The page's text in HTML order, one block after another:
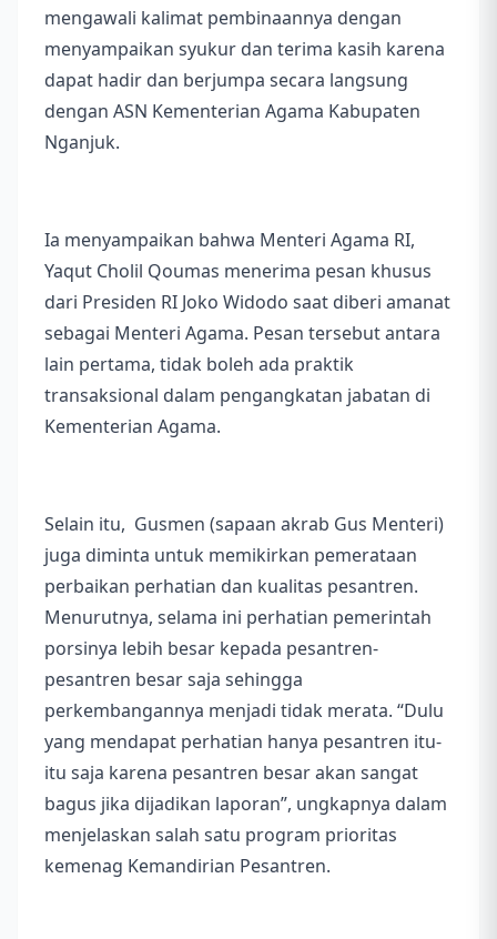
mengawali kalimat pembinaannya dengan
menyampaikan syukur dan terima kasih karena
dapat hadir dan berjumpa secara langsung
dengan ASN Kementerian Agama Kabupaten
Nganjuk.
Ia menyampaikan bahwa Menteri Agama RI,
Yaqut Cholil Qoumas menerima pesan khusus
dari Presiden RI Joko Widodo saat diberi amanat
sebagai Menteri Agama. Pesan tersebut antara
lain pertama, tidak boleh ada praktik
transaksional dalam pengangkatan jabatan di
Kementerian Agama.
Selain itu, Gusmen (sapaan akrab Gus Menteri)
juga diminta untuk memikirkan pemerataan
perbaikan perhatian dan kualitas pesantren.
Menurutnya, selama ini perhatian pemerintah
porsinya lebih besar kepada pesantren-
pesantren besar saja sehingga
perkembangannya menjadi tidak merata. “Dulu
yang mendapat perhatian hanya pesantren itu-
itu saja karena pesantren besar akan sangat
bagus jika dijadikan laporan”, ungkapnya dalam
menjelaskan salah satu program prioritas
kemenag Kemandirian Pesantren.